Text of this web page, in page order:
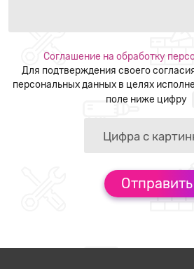
Соглашение на обработку
Для подтверждения своего
персональных данных в целях
поле ниже цифру